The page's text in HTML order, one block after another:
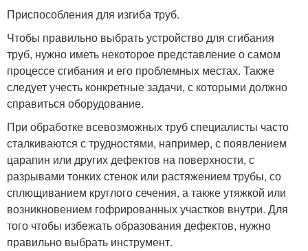
Приспособления для изгиба труб.
Чтобы правильно выбрать устройство для сгибания
труб, нужно иметь некоторое представление о самом
процессе сгибания и его проблемных местах. Также
следует учесть конкретные задачи, с которыми должно
справиться оборудование.
При обработке всевозможных труб специалисты часто
сталкиваются с трудностями, например, с появлением
царапин или других дефектов на поверхности, с
разрывами тонких стенок или растяжением трубы, со
сплющиванием круглого сечения, а также утяжкой или
возникновением гофрированных участков внутри. Для
того чтобы избежать образования дефектов, нужно
правильно выбрать инструмент.